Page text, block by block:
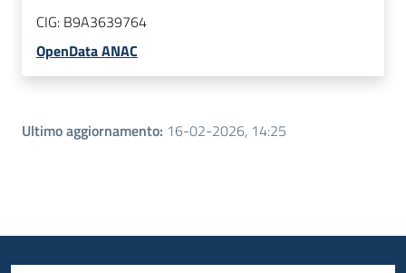
CIG: B9A3639764
OpenData ANAC
Ultimo aggiornamento: 16-02-2026, 14:25